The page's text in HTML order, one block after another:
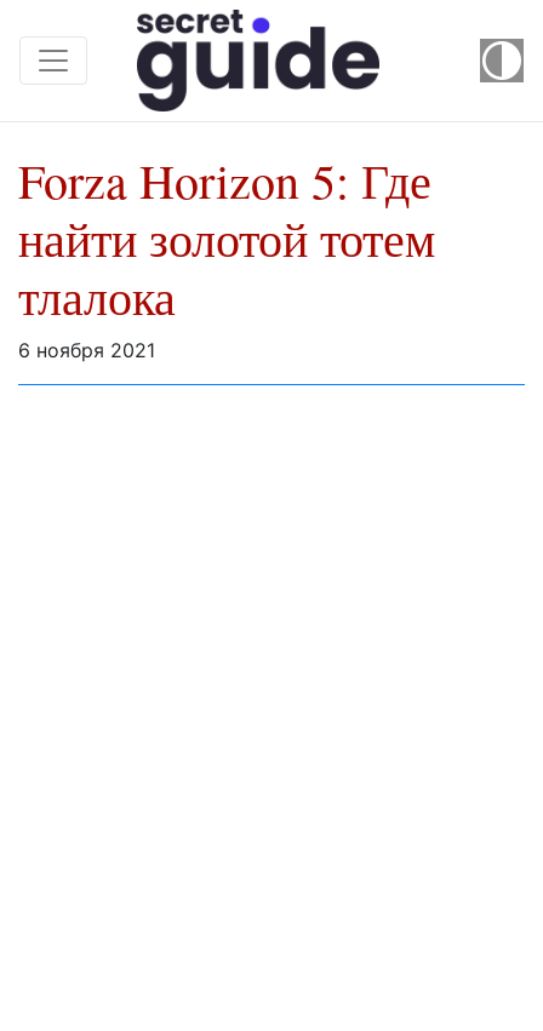
Forza Horizon 5: Где
найти золотой тотем
тлалока
6 ноября 2021